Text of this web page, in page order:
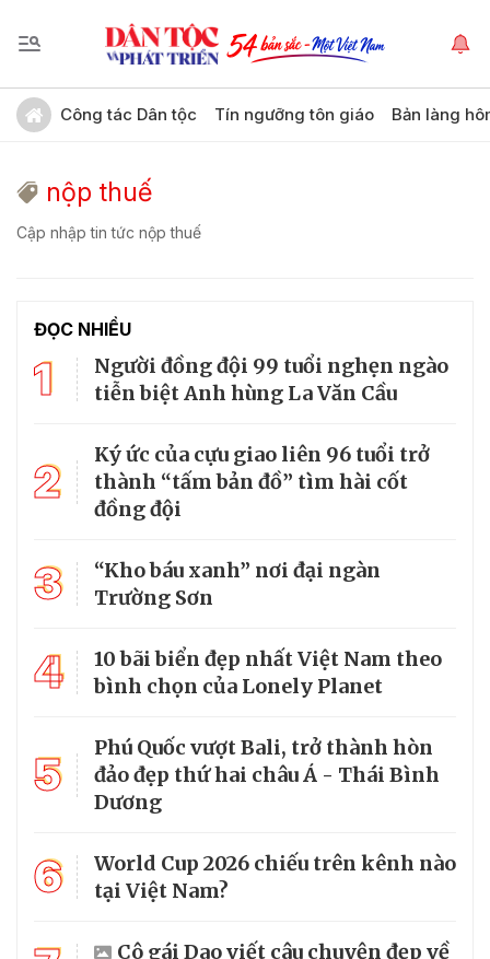
Công tác Dân tộc Tín ngưỡng tôn giáo Bản làng
nộp thuế
Cập nhập tin tức nộp thuế
ĐỌC NHIỀU
1
Người đồng đội 99 tuổi nghẹn ngào
tiễn biệt Anh hùng La Văn Cầu
2
Ký ức của cựu giao liên 96 tuổi trở
thành “tấm bản đồ” tìm hài cốt
đồng đội
3
“Kho báu xanh” nơi đại ngàn
Trường Sơn
4
10 bãi biển đẹp nhất Việt Nam theo
bình chọn của Lonely Planet
5
Phú Quốc vượt Bali, trở thành hòn
đảo đẹp thứ hai châu Á - Thái Bình
Dương
6
World Cup 2026 chiếu trên kênh nào
tại Việt Nam?
Cô gái Dao viết câu chuyện đẹp về